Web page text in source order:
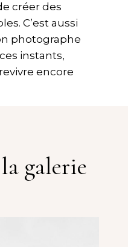
créer des
C’est aussi
photographe
instants,
encore
galerie